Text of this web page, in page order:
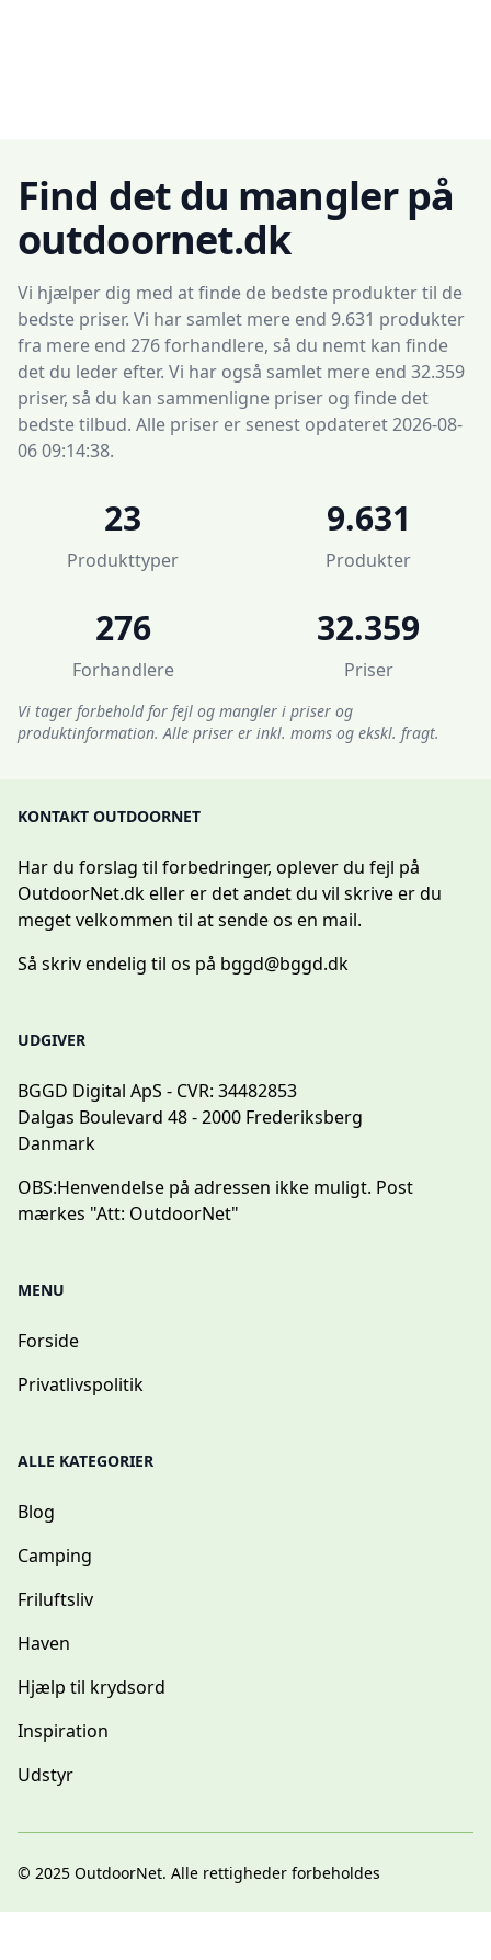
Find det du mangler på
outdoornet.dk
Vi hjælper dig med at finde de bedste produkter til de
bedste priser. Vi har samlet mere end 9.631 produkter
fra mere end 276 forhandlere, så du nemt kan finde
det du leder efter. Vi har også samlet mere end 32.359
priser, så du kan sammenligne priser og finde det
bedste tilbud. Alle priser er senest opdateret 2026-08-
06 09:14:38.
23
Produkttyper
9.631
Produkter
276
Forhandlere
32.359
Priser
Vi tager forbehold for fejl og mangler i priser og
produktinformation. Alle priser er inkl. moms og ekskl. fragt.
KONTAKT OUTDOORNET
Har du forslag til forbedringer, oplever du fejl på
OutdoorNet.dk eller er det andet du vil skrive er du
meget velkommen til at sende os en mail.
Så skriv endelig til os på bggd@bggd.dk
UDGIVER
BGGD Digital ApS - CVR: 34482853
Dalgas Boulevard 48 - 2000 Frederiksberg
Danmark
OBS:Henvendelse på adressen ikke muligt. Post
mærkes "Att: OutdoorNet"
MENU
Forside
Privatlivspolitik
ALLE KATEGORIER
Blog
Camping
Friluftsliv
Haven
Hjælp til krydsord
Inspiration
Udstyr
© 2025 OutdoorNet. Alle rettigheder forbeholdes